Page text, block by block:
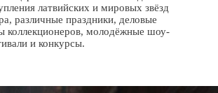
латвийских и мировых звёзд
различные праздники, деловые
коллекционеров, молодёжные шоу-
и конкурсы.